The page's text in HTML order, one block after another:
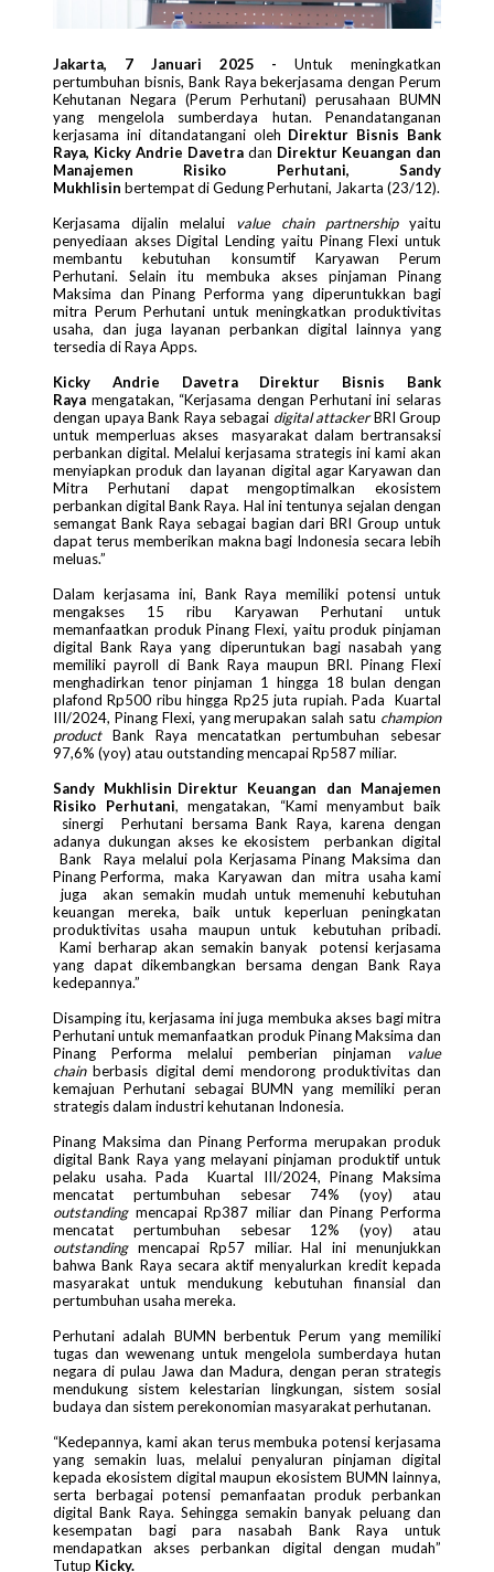
Jakarta, 7 Januari 2025 - Untuk meningkatkan
pertumbuhan bisnis, Bank Raya bekerjasama dengan Perum
Kehutanan Negara (Perum Perhutani) perusahaan BUMN
yang mengelola sumberdaya hutan. Penandatanganan
kerjasama ini ditandatangani oleh Direktur Bisnis Bank
Raya, Kicky Andrie Davetra dan Direktur Keuangan dan
Manajemen Risiko Perhutani, Sandy
Mukhlisin bertempat di Gedung Perhutani, Jakarta (23/12).
Kerjasama dijalin melalui value chain partnershipyaitu
penyediaan akses Digital Lending yaitu Pinang Flexi untuk
membantu kebutuhan konsumtif Karyawan Perum
Perhutani. Selain itu membuka akses pinjaman Pinang
Maksima dan Pinang Performa yang diperuntukkan bagi
mitra Perum Perhutani untuk meningkatkan produktivitas
usaha, dan juga layanan perbankan digital lainnya yang
tersedia di Raya Apps.
Kicky Andrie Davetra
Direktur Bisnis Bank
Raya mengatakan, “Kerjasama dengan Perhutani ini selaras
dengan upaya Bank Raya sebagai digital attackerBRI Group
untuk memperluas akses masyarakat dalam bertransaksi
perbankan digital. Melalui kerjasama strategis ini kami akan
menyiapkan produk dan layanan digital agar Karyawan dan
Mitra Perhutani dapat mengoptimalkan ekosistem
perbankan digital Bank Raya. Hal ini tentunya sejalan dengan
semangat Bank Raya sebagai bagian dari BRI Group untuk
dapat terus memberikan makna bagi Indonesia secara lebih
meluas.”
Dalam kerjasama ini, Bank Raya memiliki potensi untuk
mengakses 15 ribu Karyawan Perhutani untuk
memanfaatkan produk Pinang Flexi, yaitu produk pinjaman
digital Bank Raya yang diperuntukan bagi nasabah yang
memiliki payroll di Bank Raya maupun BRI. Pinang Flexi
menghadirkan tenor pinjaman 1 hingga 18 bulan dengan
plafond Rp500 ribu hingga Rp25 juta rupiah. Pada Kuartal
III/2024, Pinang Flexi, yang merupakan salah satu champion
productBank Raya mencatatkan pertumbuhan sebesar
97,6% (yoy) atau outstanding mencapai Rp587 miliar.
Sandy Mukhlisin Direktur Keuangan dan Manajemen
Risiko Perhutani, mengatakan, “Kami menyambut baik
sinergi Perhutani bersama Bank Raya, karena dengan
adanya dukungan akses ke ekosistem perbankan digital
Bank Raya melalui pola Kerjasama Pinang Maksima dan
Pinang Performa, maka Karyawan dan mitra usaha kami
juga akan semakin mudah untuk memenuhi kebutuhan
keuangan mereka, baik untuk keperluan peningkatan
produktivitas usaha maupun untuk kebutuhan pribadi.
Kami berharap akan semakin banyak potensi kerjasama
yang dapat dikembangkan bersama dengan Bank Raya
kedepannya.”
Disamping itu, kerjasama ini juga membuka akses bagi mitra
Perhutani untuk memanfaatkan produk Pinang Maksima dan
Pinang Performa melalui pemberian pinjaman value
chainberbasis digital demi mendorong produktivitas dan
kemajuan Perhutani sebagai BUMN yang memiliki peran
strategis dalam industri kehutanan Indonesia.
Pinang Maksima dan Pinang Performa merupakan produk
digital Bank Raya yang melayani pinjaman produktif untuk
pelaku usaha. Pada Kuartal III/2024, Pinang Maksima
mencatat pertumbuhan sebesar 74% (yoy) atau
outstandingmencapai Rp387 miliar dan Pinang Performa
mencatat pertumbuhan sebesar 12% (yoy) atau
outstandingmencapai Rp57 miliar. Hal ini menunjukkan
bahwa Bank Raya secara aktif menyalurkan kredit kepada
masyarakat untuk mendukung kebutuhan finansial dan
pertumbuhan usaha mereka.
Perhutani adalah BUMN berbentuk Perum yang memiliki
tugas dan wewenang untuk mengelola sumberdaya hutan
negara di pulau Jawa dan Madura, dengan peran strategis
mendukung sistem kelestarian lingkungan, sistem sosial
budaya dan sistem perekonomian masyarakat perhutanan.
“Kedepannya, kami akan terus membuka potensi kerjasama
yang semakin luas, melalui penyaluran pinjaman digital
kepada ekosistem digital maupun ekosistem BUMN lainnya,
serta berbagai potensi pemanfaatan produk perbankan
digital Bank Raya. Sehingga semakin banyak peluang dan
kesempatan bagi para nasabah Bank Raya untuk
mendapatkan akses perbankan digital dengan mudah”
Tutup Kicky.